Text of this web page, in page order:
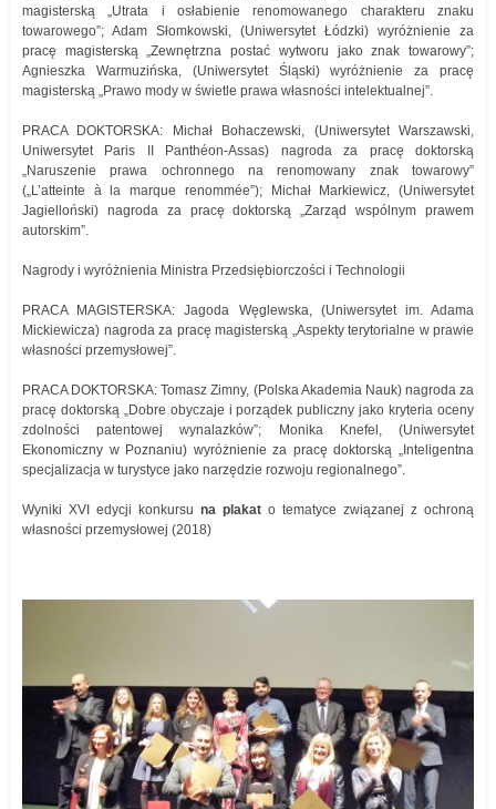
magisterską „Utrata i osłabienie renomowanego charakteru znaku
towarowego”; Adam Słomkowski, (Uniwersytet Łódzki) wyróżnienie za
pracę magisterską „Zewnętrzna postać wytworu jako znak towarowy”;
Agnieszka Warmuzińska, (Uniwersytet Śląski) wyróżnienie za pracę
magisterską „Prawo mody w świetle prawa własności intelektualnej”.
PRACA DOKTORSKA: Michał Bohaczewski, (Uniwersytet Warszawski,
Uniwersytet Paris II Panthéon-Assas) nagroda za pracę doktorską
„Naruszenie prawa ochronnego na renomowany znak towarowy”
(„L’atteinte à la marque renommée”); Michał Markiewicz, (Uniwersytet
Jagielloński) nagroda za pracę doktorską „Zarząd wspólnym prawem
autorskim”.
Nagrody i wyróżnienia Ministra Przedsiębiorczości i Technologii
PRACA MAGISTERSKA: Jagoda Węglewska, (Uniwersytet im. Adama
Mickiewicza) nagroda za pracę magisterską „Aspekty terytorialne w prawie
własności przemysłowej”.
PRACA DOKTORSKA: Tomasz Zimny, (Polska Akademia Nauk) nagroda za
pracę doktorską „Dobre obyczaje i porządek publiczny jako kryteria oceny
zdolności patentowej wynalazków”; Monika Knefel, (Uniwersytet
Ekonomiczny w Poznaniu) wyróżnienie za pracę doktorską „Inteligentna
specjalizacja w turystyce jako narzędzie rozwoju regionalnego”.
Wyniki XVI edycji konkursu na plakat o tematyce związanej z ochroną
własności przemysłowej (2018)